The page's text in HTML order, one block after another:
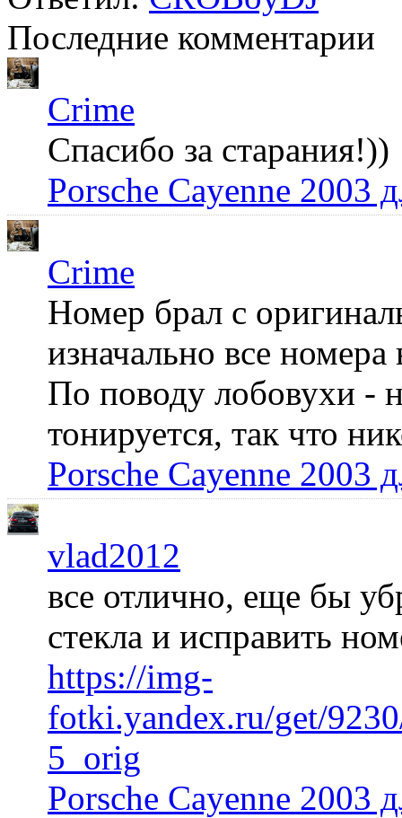
Последние комментарии
Crime
Спасибо за старания!))
Porsche Cayenne 2003
Crime
Номер брал с
изначально все
По поводу лобовухи -
тонируется, так что
Porsche Cayenne 2003
vlad2012
все отлично, еще бы
стекла и исправить
https://img-
fotki.yandex.ru/get/
5_orig
Porsche Cayenne 2003